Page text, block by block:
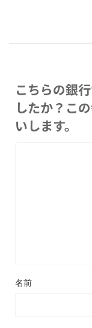
こちらの銀
したか？こ
いします。
名前